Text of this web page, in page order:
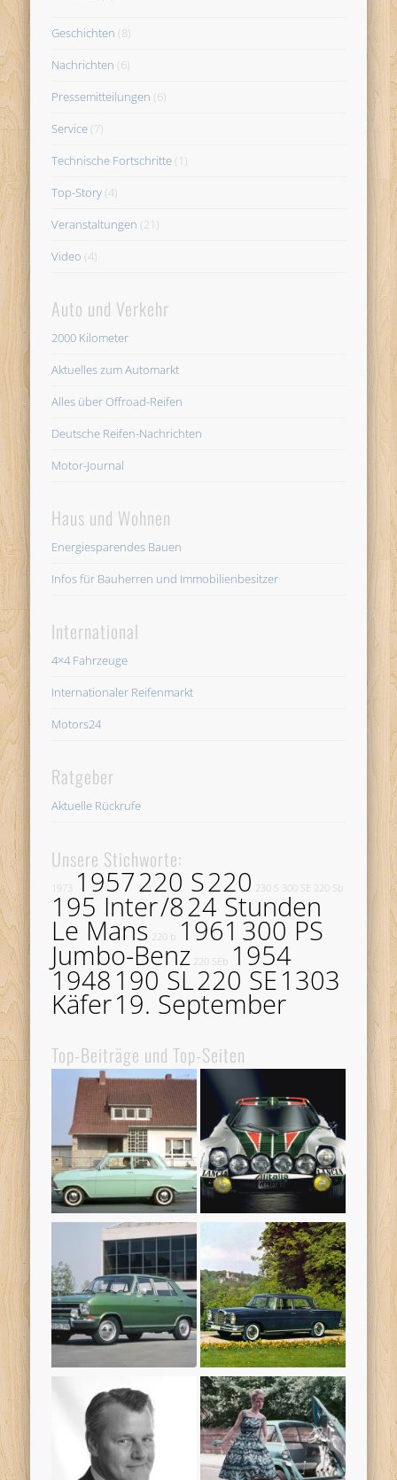
Geschichten (8)
Nachrichten (6)
Pressemitteilungen (6)
Service (7)
Technische Fortschritte (1)
Top-Story (4)
Veranstaltungen (21)
Video (4)
Auto und Verkehr
2000 Kilometer
Aktuelles zum Automarkt
Alles über Offroad-Reifen
Deutsche Reifen-Nachrichten
Motor-Journal
Haus und Wohnen
Energiesparendes Bauen
Infos für Bauherren und Immobilienbesitzer
International
4×4 Fahrzeuge
Internationaler Reifenmarkt
Motors24
Ratgeber
Aktuelle Rückrufe
Unsere Stichworte:
1973 1957220 S220 230 S 300 SE 220 Sb
195 Inter/824 Stunden
Le Mans 220 b 1961 300 PS
Jumbo-Benz 220 SEb 1954
1948 190 SL220 SE1303
Käfer19. September
Top-Beiträge und Top-Seiten